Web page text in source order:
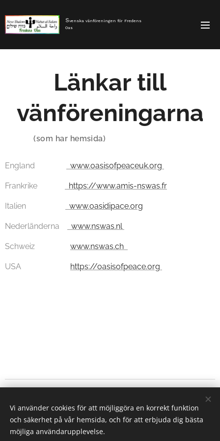
Svenska vänföreningen för Fredens
Oas
Länkar till
vänföreningarna
(som har hemsida)
England www.oasisofpeaceuk.org
Frankrike https://www.amis-nswas.fr
Italien www.oasidipace.org
Nederländerna www.nswas.nl
Schweiz www.nswas.ch
USA https://oasisofpeace.org
rättigheter reserverade.
Skapad medWebnode Cookies
Vi använder cookies för att möjliggöra en korrekt funktion
och säkerhet på vår hemsida, och för att erbjuda dig bästa
möjliga användarupplevelse.